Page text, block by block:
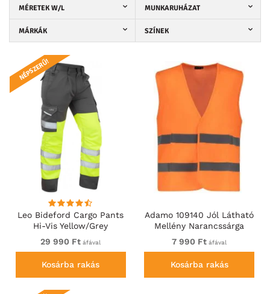
MÉRETEK W/L MUNKARUHÁZAT
MÁRKÁK SZÍNEK
Leo Bideford Cargo Pants
Hi-Vis Yellow/Grey
NÉPSZERŰ!
29 990 Ft áfával
Kosárba rakás
Adamo 109140 Jól Látható
Mellény Narancssárga
7 990 Ft áfával
Kosárba rakás